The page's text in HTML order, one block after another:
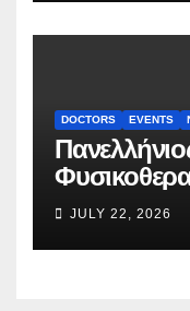
DOCTORS EVENTS
προτάσεις
τον
JULY 22, 2026